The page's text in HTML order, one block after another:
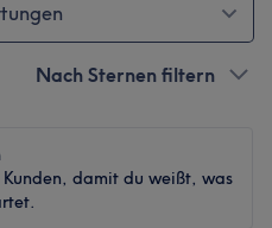
Nach Sternen filtern
Kunden, damit du weißt, was